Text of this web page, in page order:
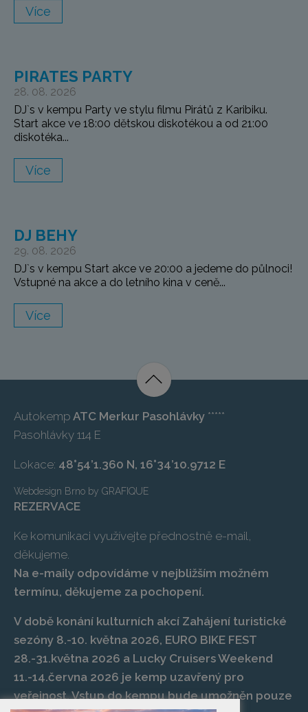
Více
PIRATES PARTY
28. 08. 2026
DJ`s v kempu Party ve stylu filmu Pirátů z Karibiku.
Start akce ve 18:00 dětskou diskotékou a od 21:00
diskotéka...
Více
DJ BEHY
29. 08. 2026
DJ`s v kempu Start akce ve 20:00 a jedeme do půlnoci!
Vstupné na akce a do letního kina v ceně...
Více
Autokemp ATC Merkur Pasohlávky *****
Pasohlávky 114 E
Lokace: 48°54’1.360 N, 16°34’10.9712 E
Webdesign Brno by GRAFIQUE
REZERVACE
Ke komunikaci využívejte přednostně e-mail,
děkujeme.
Na e-maily odpovídáme v nejbližším možném
termínu, děkujeme za pochopení.
V době konání kulturních akcí Zahájení turistické
sezóny 8.-10. května 2026, EURO BIKE FEST
28.-31.května 2026 a Lucky Cruisers Weekend
11.-14.června 2026 je kemp uzavřený pro
veřejnost. Vstup do kempu bude umožněn pouze